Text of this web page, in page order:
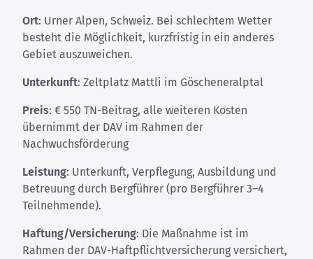
Ort: Urner Alpen, Schweiz. Bei schlechtem Wetter
besteht die Möglichkeit, kurzfristig in ein anderes
Gebiet auszuweichen.
Unterkunft: Zeltplatz Mattli im Göscheneralptal
Preis: € 550 TN-Beitrag, alle weiteren Kosten
übernimmt der DAV im Rahmen der
Nachwuchsförderung
Leistung: Unterkunft, Verpflegung, Ausbildung und
Betreuung durch Bergführer (pro Bergführer 3–4
Teilnehmende).
Haftung/Versicherung: Die Maßnahme ist im
Rahmen der DAV-Haftpflichtversicherung versichert,